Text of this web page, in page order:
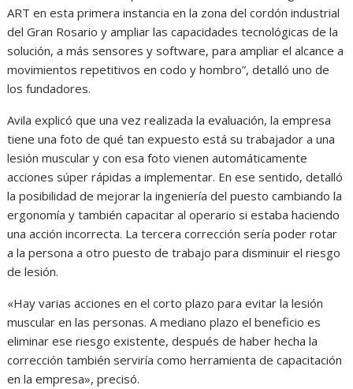
ART en esta primera instancia en la zona del cordón industrial
del Gran Rosario y ampliar las capacidades tecnológicas de la
solución, a más sensores y software, para ampliar el alcance a
movimientos repetitivos en codo y hombro”, detalló uno de
los fundadores.
Avila explicó que una vez realizada la evaluación, la empresa
tiene una foto de qué tan expuesto está su trabajador a una
lesión muscular y con esa foto vienen automáticamente
acciones súper rápidas a implementar. En ese sentido, detalló
la posibilidad de mejorar la ingeniería del puesto cambiando la
ergonomía y también capacitar al operario si estaba haciendo
una acción incorrecta. La tercera corrección sería poder rotar
a la persona a otro puesto de trabajo para disminuir el riesgo
de lesión.
«Hay varias acciones en el corto plazo para evitar la lesión
muscular en las personas. A mediano plazo el beneficio es
eliminar ese riesgo existente, después de haber hecha la
corrección también serviría como herramienta de capacitación
en la empresa», precisó.